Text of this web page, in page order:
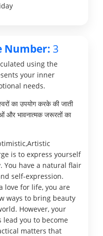
Number: 3
using the
your inner
needs.
का उपयोग करके की जाती
और भावनात्मक जरूरतों का
is to express yourself
You have a natural flair
self-expression.
love for life, you are
ways to bring beauty
However, your
you to become
matters that